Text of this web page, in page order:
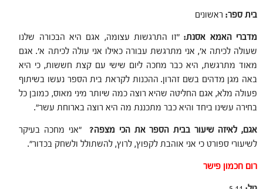
בית ספר: ראשונים
מדברי האמא אסנת: "זו התרגשות עצומה, אגם היא הבכורה שלנו
שעולה לכיתה א', אני מתרגשת עבורה כאילו אני עולה לכיתה א'. אגם
מאוד מתרגשת, היא כבר מחכה ליום שישי עם קצת חששות, כי היא
באה מגן מדהים בשם זהרון. ההכנות לקראת בית הספר נעשו בשיתוף
פעולה מלא, אגם החליטה שהיא רוצה כמה שיותר מיני מאוס, כמובן כל
בחירה עשינו ביחד והיא כבר מתכננת מה היא רוצה בארוחת עשר".
אגם, לאיזה שיעור בבית הספר את הכי מצפה?"אני מחכה בעיקר
לשיעורי ספורט כי אני אוהבת לקפוץ, לרוץ, להשתולל ולשחק בכדור".
רום חכמון פישר